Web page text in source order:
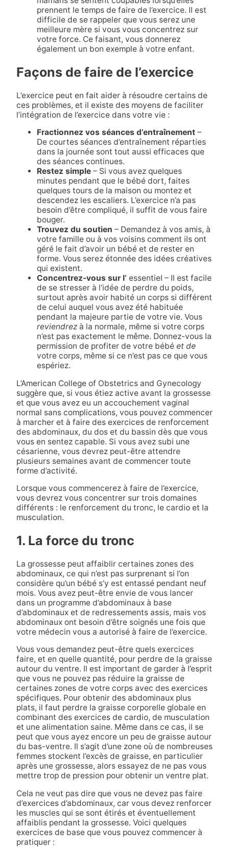
prennent le temps de faire de l’exercice. Il est
difficile de se rappeler que vous serez une
meilleure mère si vous vous concentrez sur
votre force. Ce faisant, vous donnerez
également un bon exemple à votre enfant.
Façons de faire de l’exercice
L’exercice peut en fait aider à résoudre certains de
ces problèmes, et il existe des moyens de faciliter
l’intégration de l’exercice dans votre vie :
Fractionnez vos séances d’entraînement–
De courtes séances d’entraînement réparties
dans la journée sont tout aussi efficaces que
des séances continues.
Restez simple– Si vous avez quelques
minutes pendant que le bébé dort, faites
quelques tours de la maison ou montez et
descendez les escaliers. L’exercice n’a pas
besoin d’être compliqué, il suffit de vous faire
bouger.
Trouvez du soutien – Demandez à vos amis, à
votre famille ou à vos voisins comment ils ont
géré le fait d’avoir un bébé et de rester en
forme. Vous serez étonnée des idées créatives
qui existent.
Concentrez-vous sur l’ essentiel – Il est facile
de se stresser à l’idée de perdre du poids,
surtout après avoir habité un corps si différent
de celui auquel vous avez été habituée
pendant la majeure partie de votre vie. Vous
reviendrezà la normale, même si votre corps
n’est pas exactement le même. Donnez-vous la
permission de profiter de votre bébé et de
votre corps, même si ce n’est pas ce que vous
espériez.
L’American College of Obstetrics and Gynecology
suggère que, si vous étiez active avant la grossesse
et que vous avez eu un accouchement vaginal
normal sans complications, vous pouvez commencer
à marcher et à faire des exercices de renforcement
des abdominaux, du dos et du bassin dès que vous
vous en sentez capable. Si vous avez subi une
césarienne, vous devrez peut-être attendre
plusieurs semaines avant de commencer toute
forme d’activité.
Lorsque vous commencerez à faire de l’exercice,
vous devrez vous concentrer sur trois domaines
différents : le renforcement du tronc, le cardio et la
musculation.
1. La force du tronc
La grossesse peut affaiblir certaines zones des
abdominaux, ce qui n’est pas surprenant si l’on
considère qu’un bébé s’y est entassé pendant neuf
mois. Vous avez peut-être envie de vous lancer
dans un programme d’abdominaux à base
d’abdominaux et de redressements assis, mais vos
abdominaux ont besoin d’être soignés une fois que
votre médecin vous a autorisé à faire de l’exercice.
Vous vous demandez peut-être quels exercices
faire, et en quelle quantité, pour perdre de la graisse
autour du ventre. Il est important de garder à l’esprit
que vous ne pouvez pas réduire la graisse de
certaines zones de votre corps avec des exercices
spécifiques. Pour obtenir des abdominaux plus
plats, il faut perdre la graisse corporelle globale en
combinant des exercices de cardio, de musculation
et une alimentation saine. Même dans ce cas, il se
peut que vous ayez encore un peu de graisse autour
du bas-ventre. Il s’agit d’une zone où de nombreuses
femmes stockent l’excès de graisse, en particulier
après une grossesse, alors essayez de ne pas vous
mettre trop de pression pour obtenir un ventre plat.
Cela ne veut pas dire que vous ne devez pas faire
d’exercices d’abdominaux, car vous devez renforcer
les muscles qui se sont étirés et éventuellement
affaiblis pendant la grossesse. Voici quelques
exercices de base que vous pouvez commencer à
pratiquer :